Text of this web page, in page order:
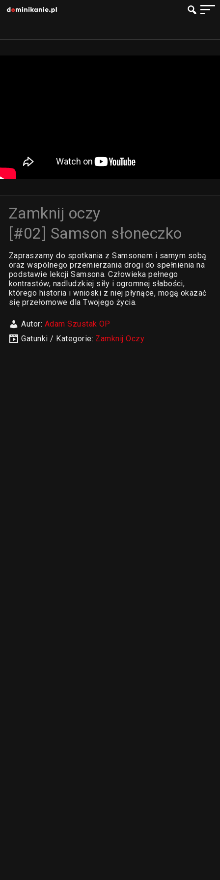
Zamknij oczy
[#02] Samson słoneczko
Zapraszamy do spotkania z Samsonem i samym sobą
oraz wspólnego przemierzania drogi do spełnienia na
podstawie lekcji Samsona. Człowieka pełnego
kontrastów, nadludzkiej siły i ogromnej słabości,
którego historia i wnioski z niej płynące, mogą okazać
się przełomowe dla Twojego życia.
Autor: Adam Szustak OP
Gatunki / Kategorie: Zamknij Oczy